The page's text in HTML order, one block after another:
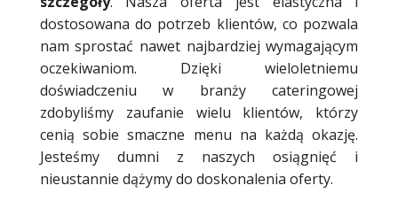
dostosowana do potrzeb klientów, co pozwala
nam sprostać nawet najbardziej wymagającym
oczekiwaniom. Dzięki wieloletniemu
doświadczeniu w branży cateringowej
zdobyliśmy zaufanie wielu klientów, którzy
cenią sobie smaczne menu na każdą okazję.
Jesteśmy dumni z naszych osiągnięć i
nieustannie dążymy do doskonalenia oferty.